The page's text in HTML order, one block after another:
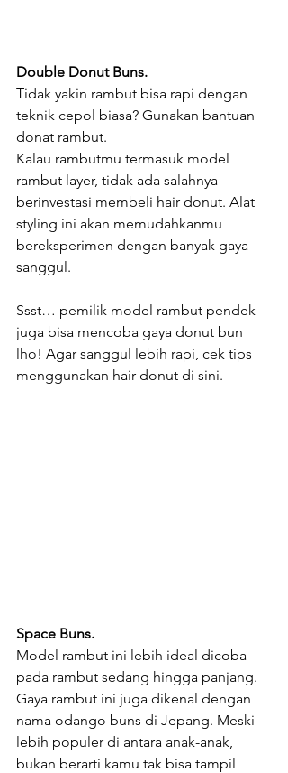
Double Donut Buns.
Tidak yakin rambut bisa rapi dengan
teknik cepol biasa? Gunakan bantuan
donat rambut.
Kalau rambutmu termasuk model
rambut layer, tidak ada salahnya
berinvestasi membeli hair donut. Alat
styling ini akan memudahkanmu
bereksperimen dengan banyak gaya
sanggul.
Ssst… pemilik model rambut pendek
juga bisa mencoba gaya donut bun
lho! Agar sanggul lebih rapi, cek tips
menggunakan hair donut di sini.
Space Buns.
Model rambut ini lebih ideal dicoba
pada rambut sedang hingga panjang.
Gaya rambut ini juga dikenal dengan
nama odango buns di Jepang. Meski
lebih populer di antara anak-anak,
bukan berarti kamu tak bisa tampil